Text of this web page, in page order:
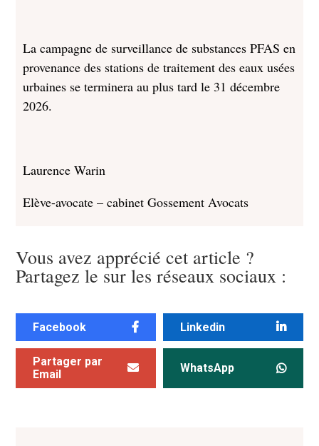
La campagne de surveillance de substances PFAS en
provenance des stations de traitement des eaux usées
urbaines se terminera au plus tard le 31 décembre
2026.
Laurence Warin
Elève-avocate – cabinet Gossement Avocats
Vous avez apprécié cet article ?
Partagez le sur les réseaux sociaux :
Facebook Linkedin
Partager par
Email
WhatsApp